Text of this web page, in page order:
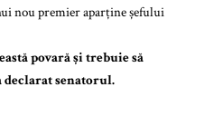
nou premier aparține șefului
povară și trebuie să
declarat senatorul.